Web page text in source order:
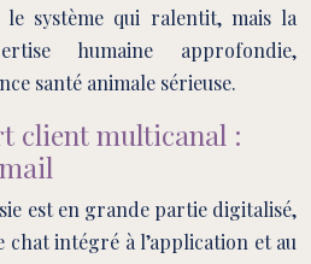
le système qui ralentit, mais la
humaine approfondie,
santé animale sérieuse.
client multicanal :
est en grande partie digitalisé,
chat intégré à l’application et au